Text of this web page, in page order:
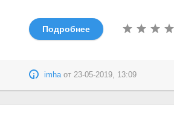
Подробнее
imhaот23-05-2019, 13:09